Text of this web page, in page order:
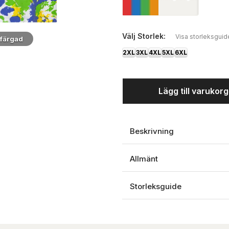
Välj Storlek: Visa
2XL3XL 4XL5XL 6XL
Lägg till
Beskrivning
Allmänt
Storleksguide